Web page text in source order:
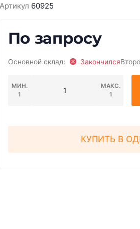
Артикул 60925
По запросу
Основной склад: Закончился
МИН.
1
МАКС.
1
КУПИТЬ В